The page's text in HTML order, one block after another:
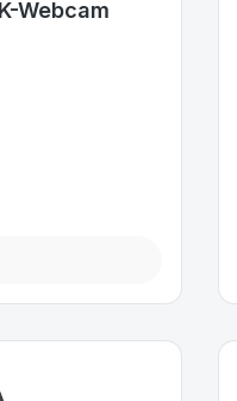
Webcam